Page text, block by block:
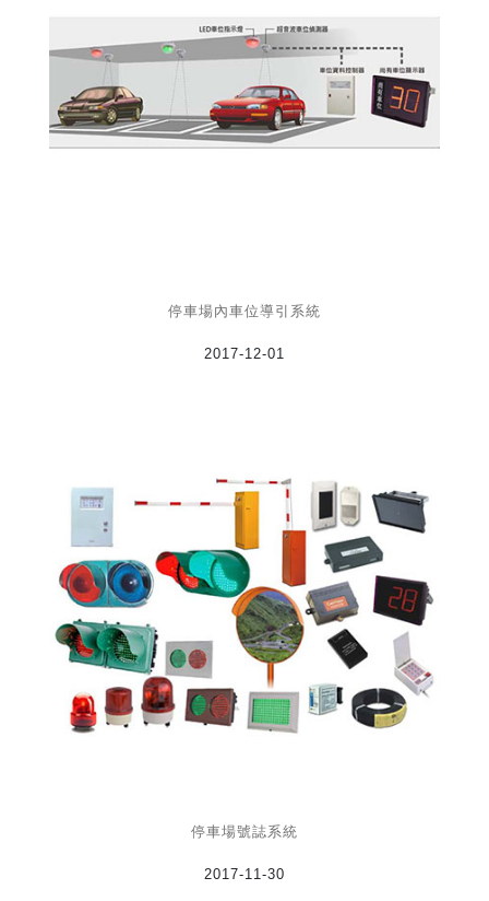
停車場內車位導引系統
2017-12-01
停車場號誌系統
2017-11-30